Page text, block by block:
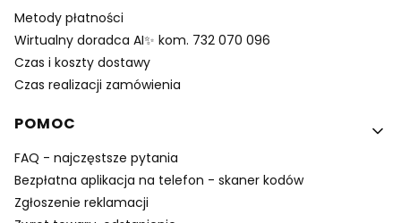
Metody płatności
Wirtualny doradca AI✨ kom. 732 070 096
Czas i koszty dostawy
Czas realizacji zamówienia
POMOC
FAQ - najczęstsze pytania
Bezpłatna aplikacja na telefon - skaner kodów
Zgłoszenie reklamacji